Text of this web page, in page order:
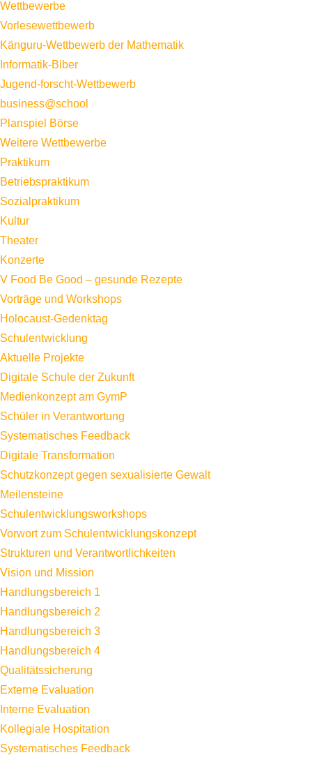
Wettbewerbe
Vorlesewettbewerb
Känguru-Wettbewerb der Mathematik
Informatik-Biber
Jugend-forscht-Wettbewerb
business@school
Planspiel Börse
Weitere Wettbewerbe
Praktikum
Betriebspraktikum
Sozialpraktikum
Kultur
Theater
Konzerte
V Food Be Good – gesunde Rezepte
Vorträge und Workshops
Holocaust-Gedenktag
Schulentwicklung
Aktuelle Projekte
Digitale Schule der Zukunft
Medienkonzept am GymP
Schüler in Verantwortung
Systematisches Feedback
Digitale Transformation
Schutzkonzept gegen sexualisierte Gewalt
Meilensteine
Schulentwicklungsworkshops
Vorwort zum Schulentwicklungskonzept
Strukturen und Verantwortlichkeiten
Vision und Mission
Handlungsbereich 1
Handlungsbereich 2
Handlungsbereich 3
Handlungsbereich 4
Qualitätssicherung
Externe Evaluation
Interne Evaluation
Kollegiale Hospitation
Systematisches Feedback